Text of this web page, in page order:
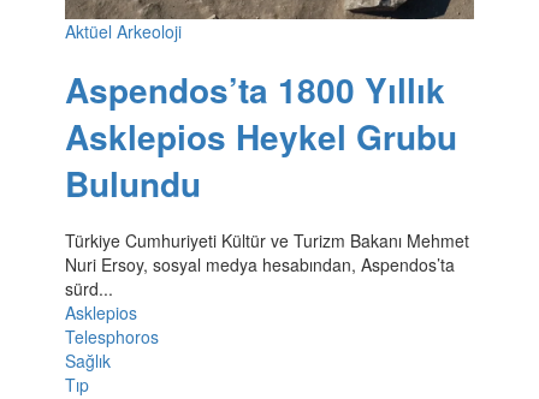
Aktüel Arkeoloji
Aspendos’ta 1800 Yıllık
Asklepios Heykel Grubu
Bulundu
Türkiye Cumhuriyeti Kültür ve Turizm Bakanı Mehmet
Nuri Ersoy, sosyal medya hesabından, Aspendos’ta
sürd...
Asklepios
Telesphoros
Sağlık
Tıp